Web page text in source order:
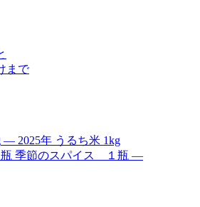
まで
— 2025年 うるち米 1kg
季節のスパイス １瓶 —